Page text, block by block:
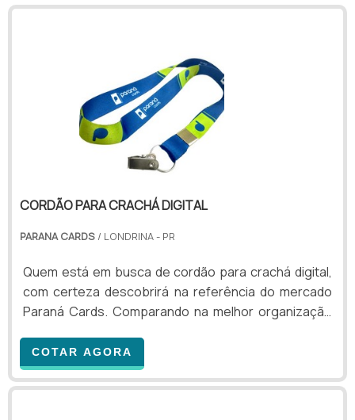
CORDÃO PARA CRACHÁ DIGITAL
PARANA CARDS / LONDRINA - PR
Quem está em busca de cordão para crachá digital,
com certeza descobrirá na referência do mercado
Paraná Cards. Comparando na melhor organização
custo benefício.INFORMAÇÕES SOBRE CORDÃO
PARA CRACHÁ DIGITALQuem precisa de cordão para
crachá digital em uma empresa responsável, chega
COTAR AGORA